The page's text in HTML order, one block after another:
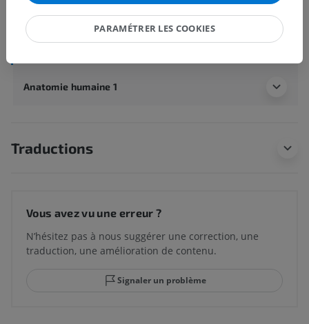
Structures sous-jacentes :
sous-jacente
Anatomie humaine 1
Traductions
Vous avez vu une erreur ?
N’hésitez pas à nous suggérer une correction, une
traduction, une amélioration de contenu.
Signaler un problème
PARAMÉTRER LES COOKIES